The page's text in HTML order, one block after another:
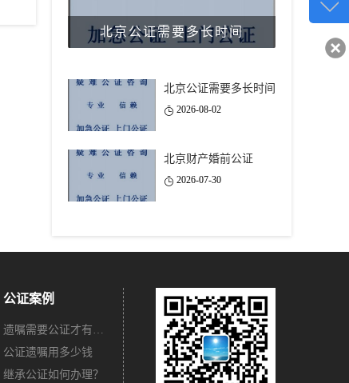
北京公证需要多长时间
北京公证需要多长时间
2026-08-02
北京财产婚前公证
2026-07-30
公证案例
遗嘱需要公证才有法律效力吗？
公证遗嘱用多少钱
继承公证如何办理？
客服